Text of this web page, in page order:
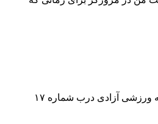
درب شماره ۱۷